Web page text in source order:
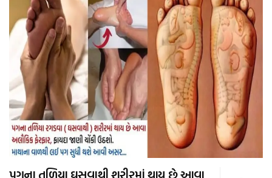
પગના તળિયા ઘસવાથી શરીરમાં થાય છે આવા